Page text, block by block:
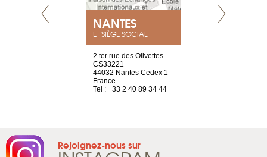
NANTES
ET SIÈGE SOCIAL
2 ter rue des Olivettes
CS33221
44032 Nantes Cedex 1
France
Tel : +33 2 40 89 34 44
Rejoignez-nous sur